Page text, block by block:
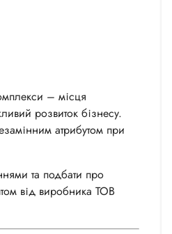
– місця
розвиток бізнесу.
атрибутом при
та подбати про
від виробника ТОВ